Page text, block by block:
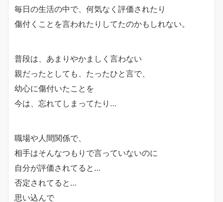
毎日の生活の中で、何気なく評価されたり
傷付くことを言われたりしてたのかもしれない。
普段は、あまりやかましく言わない
親だったとしても、たったひと言で、
幼心に傷付いたことを
今は、忘れてしまってたり…
職場や人間関係で、
相手はそんなつもりで言っていないのに
自分が評価されてると…
否定されてると…
思い込んで